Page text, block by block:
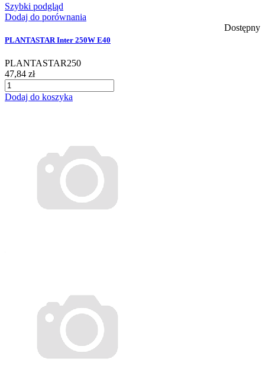
Szybki podgląd
Dodaj do porównania
Dostępny
PLANTASTAR Inter 250W E40
PLANTASTAR250
47,84 zł
Dodaj do koszyka